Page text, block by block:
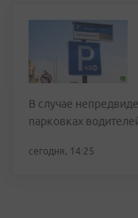
В случае
парковках
сегодня, 14:25